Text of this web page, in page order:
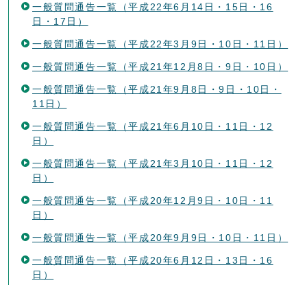
一般質問通告一覧（平成22年6月14日・15日・16
日・17日）
一般質問通告一覧（平成22年3月9日・10日・11日）
一般質問通告一覧（平成21年12月8日・9日・10日）
一般質問通告一覧（平成21年9月8日・9日・10日・
11日）
一般質問通告一覧（平成21年6月10日・11日・12
日）
一般質問通告一覧（平成21年3月10日・11日・12
日）
一般質問通告一覧（平成20年12月9日・10日・11
日）
一般質問通告一覧（平成20年9月9日・10日・11日）
一般質問通告一覧（平成20年6月12日・13日・16
日）